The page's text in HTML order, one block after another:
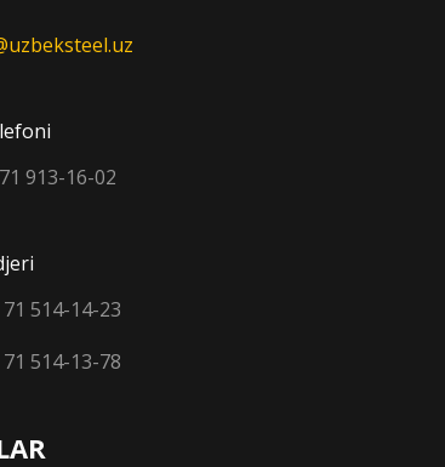
913-16-02
514-14-23
514-13-78